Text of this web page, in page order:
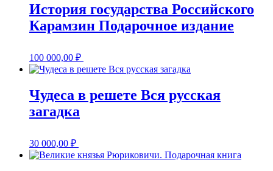
История государства Российского
Карамзин Подарочное издание
100 000,00 ₽
Чудеса в решете Вся русская
загадка
30 000,00 ₽